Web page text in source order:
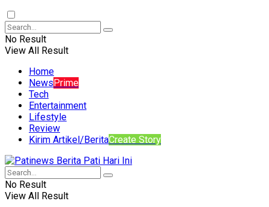
No Result
View All Result
Home
NewsPrime
Tech
Entertainment
Lifestyle
Review
Kirim Artikel/BeritaCreate Story
No Result
View All Result